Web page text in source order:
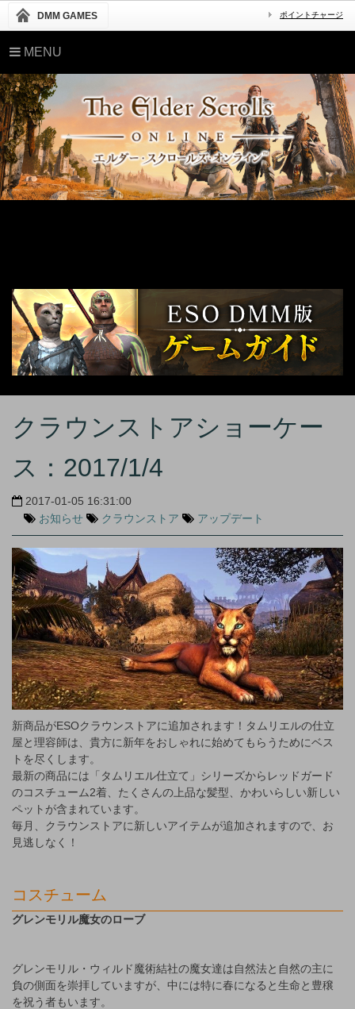
DMM GAMES ポイントチャージ
MENU
クラウンストアショーケー
ス：2017/1/4
2017-01-05 16:31:00
お知らせ
クラウンストア アップデート
新商品がESOクラウンストアに追加されます！タムリエルの仕立
屋と理容師は、貴方に新年をおしゃれに始めてもらうためにベス
トを尽くします。
最新の商品には「タムリエル仕立て」シリーズからレッドガード
のコスチューム2着、たくさんの上品な髪型、かわいらしい新しい
ペットが含まれています。
毎月、クラウンストアに新しいアイテムが追加されますので、お
見逃しなく！
コスチューム
グレンモリル魔女のローブ
グレンモリル・ウィルド魔術結社の魔女達は自然法と自然の主に
負の側面を崇拝していますが、中には特に春になると生命と豊穣
を祝う者もいます。